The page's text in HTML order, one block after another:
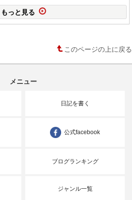
もっと見る
このページの上に戻る
メニュー
日記を書く
公式facebook
ブログランキング
ジャンル一覧